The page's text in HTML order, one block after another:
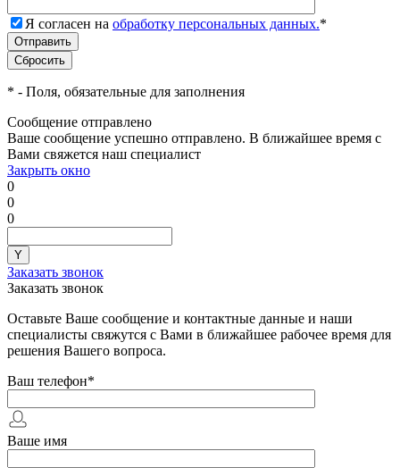
Я согласен на обработку персональных данных.*
* - Поля, обязательные для заполнения
Сообщение отправлено
Ваше сообщение успешно отправлено. В ближайшее время с
Вами свяжется наш специалист
Закрыть окно
0
0
0
Заказать звонок
Заказать звонок
Оставьте Ваше сообщение и контактные данные и наши
специалисты свяжутся с Вами в ближайшее рабочее время для
решения Вашего вопроса.
Ваш телефон*
Ваше имя